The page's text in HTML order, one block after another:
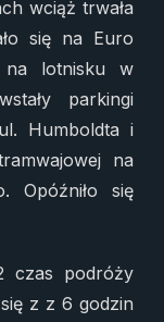
wciąż trwała
się na Euro
na lotnisku w
parkingi
Humboldta i
na
Opóźniło się
czas podróży
z z 6 godzin